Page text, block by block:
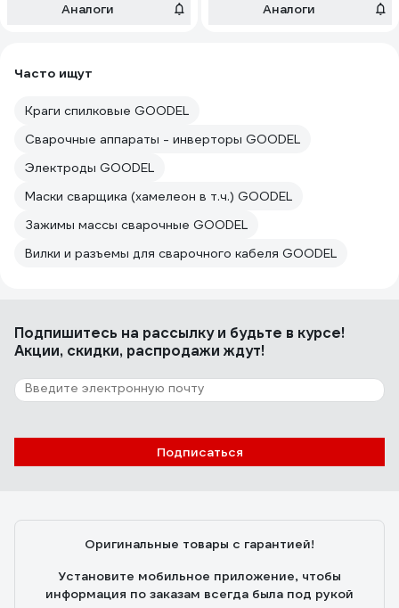
Аналоги
Аналоги
Часто ищут
Краги спилковые GOODEL
Сварочные аппараты - инверторы GOODEL
Электроды GOODEL
Маски сварщика (хамелеон в т.ч.) GOODEL
Зажимы массы сварочные GOODEL
Вилки и разъемы для сварочного кабеля GOODEL
Подпишитесь на рассылкуи будьте в курсе!
Акции, скидки, распродажи ждут!
Подписаться
Оригинальные товары с гарантией!
Установите мобильное приложение, чтобы
информация по заказам всегда была под рукой